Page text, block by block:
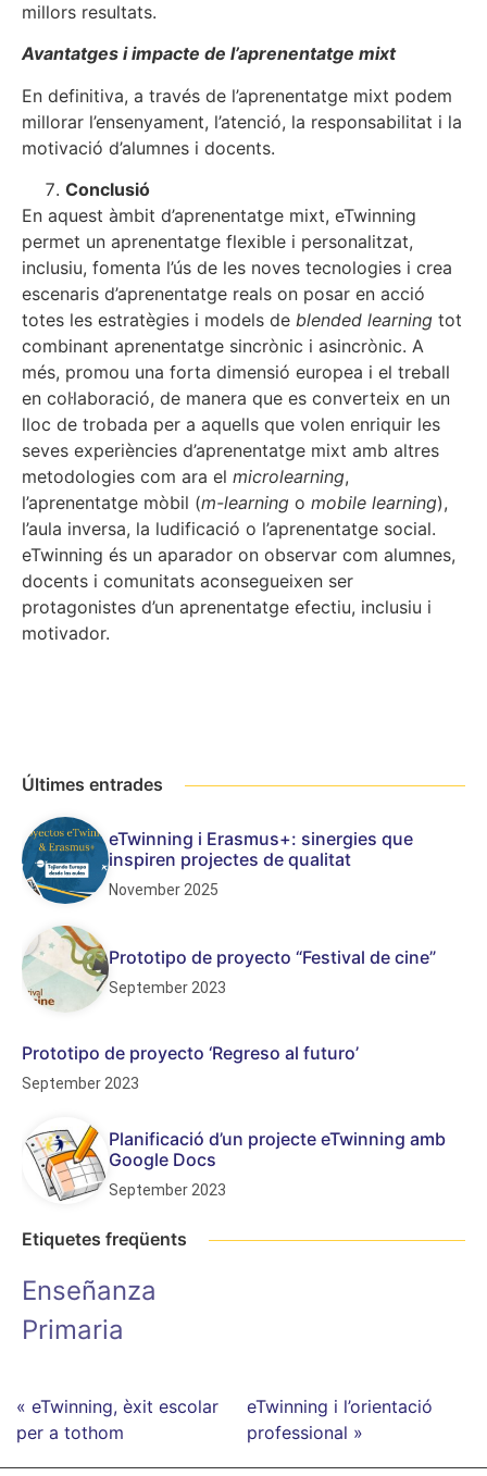
millors resultats.
Avantatges i impacte de l’aprenentatge mixt
En definitiva, a través de l’aprenentatge mixt podem
millorar l’ensenyament, l’atenció, la responsabilitat i la
motivació d’alumnes i docents.
Conclusió
En aquest àmbit d’aprenentatge mixt, eTwinning
permet un aprenentatge flexible i personalitzat,
inclusiu, fomenta l’ús de les noves tecnologies i crea
escenaris d’aprenentatge reals on posar en acció
totes les estratègies i models de blended learning tot
combinant aprenentatge sincrònic i asincrònic. A
més, promou una forta dimensió europea i el treball
en col·laboració, de manera que es converteix en un
lloc de trobada per a aquells que volen enriquir les
seves experiències d’aprenentatge mixt amb altres
metodologies com ara el microlearning,
l’aprenentatge mòbil (m-learning o mobile learning),
l’aula inversa, la ludificació o l’aprenentatge social.
eTwinning és un aparador on observar com alumnes,
docents i comunitats aconsegueixen ser
protagonistes d’un aprenentatge efectiu, inclusiu i
motivador.
Últimes entrades
eTwinning i Erasmus+: sinergies que
inspiren projectes de qualitat
November 2025
Prototipo de proyecto “Festival de cine”
September 2023
Prototipo de proyecto ‘Regreso al futuro’
September 2023
Planificació d’un projecte eTwinning amb
Google Docs
September 2023
Etiquetes freqüents
Enseñanza
Primaria
« eTwinning, èxit escolar
per a tothom
eTwinning i l’orientació
professional »